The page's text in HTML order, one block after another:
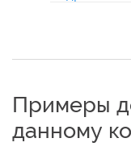
Примеры
данному